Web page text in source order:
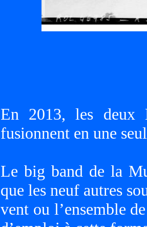
En 2013, les deux
fusionnent en une
Le big band de la
que les neuf autres
vent ou l’ensemble